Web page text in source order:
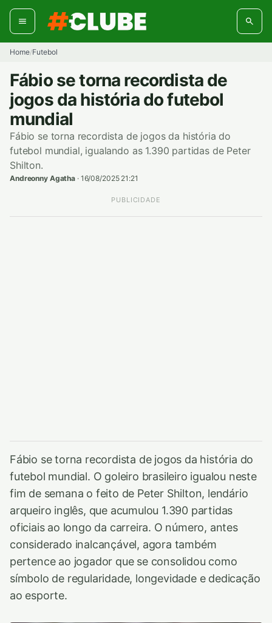
Pular
para
conteúdo
Home/Futebol
Fábio se torna recordista de
jogos da história do futebol
mundial
Fábio se torna recordista de jogos da história do
futebol mundial, igualando as 1.390 partidas de Peter
Shilton.
Andreonny Agatha · 16/08/2025 21:21
PUBLICIDADE
Fábio se torna recordista de jogos da história do
futebol mundial. O goleiro brasileiro igualou neste
fim de semana o feito de Peter Shilton, lendário
arqueiro inglês, que acumulou 1.390 partidas
oficiais ao longo da carreira. O número, antes
considerado inalcançável, agora também
pertence ao jogador que se consolidou como
símbolo de regularidade, longevidade e dedicação
ao esporte.